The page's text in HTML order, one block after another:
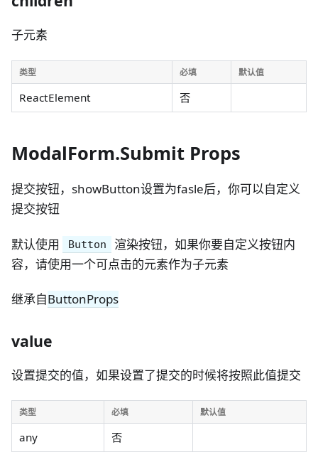
子元素
类型 必填 默认值
ReactElement 否
ModalForm.Submit Props
提交按钮，showButton设置为fasle后，你可以自定义
提交按钮
默认使用 Button
渲染按钮，如果你要自定义按钮内
容，请使用一个可点击的元素作为子元素
继承自ButtonProps
value
设置提交的值，如果设置了提交的时候将按照此值提交
类型 必填 默认值
any 否